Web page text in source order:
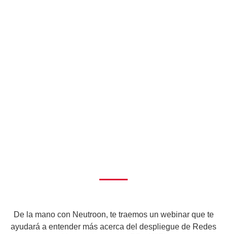
De la mano con Neutroon, te traemos un webinar que te
ayudará a entender más acerca del despliegue de Redes